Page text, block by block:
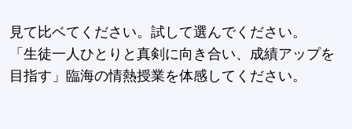
見て比ベてください。試して選んでください。
「生徒一人ひとりと真剣に向き合い、成績アップを
目指す」臨海の情熱授業を体感してください。